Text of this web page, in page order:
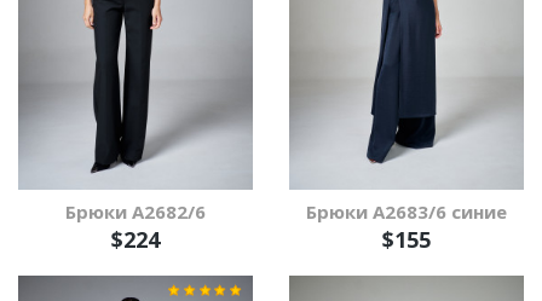
Брюки А2682/6
$224
Брюки А2683/6 синие
$155